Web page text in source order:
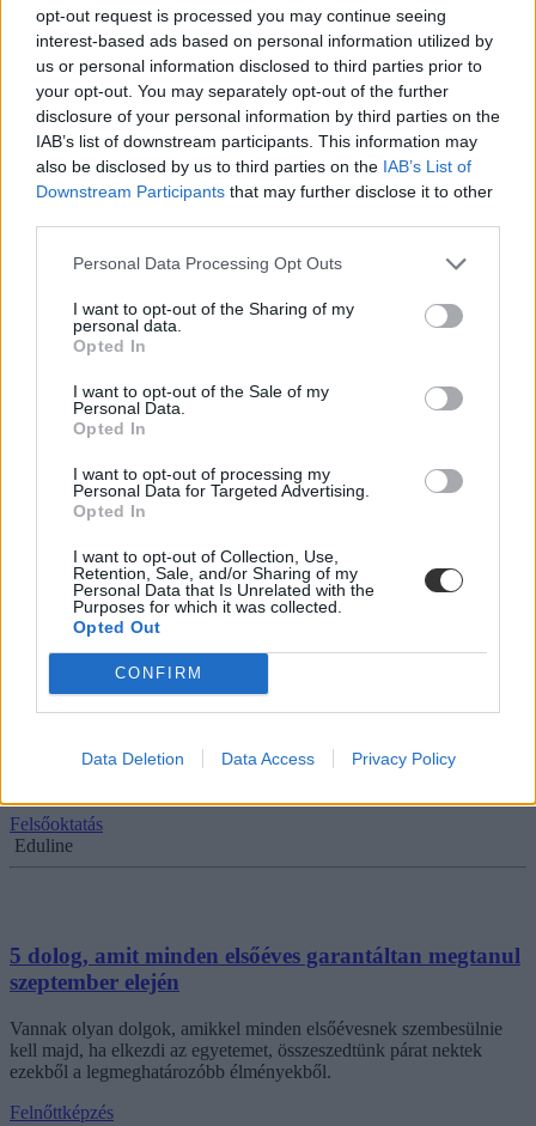
opt-out request is processed you may continue seeing
interest-based ads based on personal information utilized by
us or personal information disclosed to third parties prior to
your opt-out. You may separately opt-out of the further
disclosure of your personal information by third parties on the
IAB’s list of downstream participants. This information may
also be disclosed by us to third parties on the IAB’s List of
Downstream Participants that may further disclose it to other
Personal Data Processing Opt Outs
I want to opt-out of the Sharing of my
personal data.
Opted In
I want to opt-out of the Sale of my
Personal Data.
Opted In
I want to opt-out of processing my
Personal Data for Targeted Advertising.
Opted In
I want to opt-out of Collection, Use,
Retention, Sale, and/or Sharing of my
Personal Data that Is Unrelated with the
Purposes for which it was collected.
Opted Out
CONFIRM
Data Deletion Data Access Privacy Policy
Gál Luca
Összegyűjtöttük, hogy mit érdemes tudni a
tárgyfelvételről
Mutatjuk, mit kell tudnotok a tantárgyfelvételről mielőtt élesben
terveznétek meg az órarendeteket.
Felsőoktatás
Az egyetemek már várják az elsősöket: Mutatjuk,
milyenek lesznek az idei gólyatáborok
Július 26-án kihirdették a ponthatárokat, néhány egyetem pedig
egyből meg is hirdette a gólyatáborát.
Tornyos Kata
Barátságok, bulik és felejthetetlen élmények: öt ok,
ami miatt megéri gólyatáborba menni
egyetemetek gólyatábora. Ha titeket is felvettek idén, akkor az első
Felsőoktatás
Eduline
5 dolog, amit minden elsőéves garantáltan megtanul
szeptember elején
Vannak olyan dolgok, amikkel minden elsőévesnek szembesülnie
kell majd, ha elkezdi az egyetemet, összeszedtünk párat nektek
ezekből a legmeghatározóbb élményekből.
Felnőttképzés